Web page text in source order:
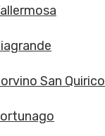
San Quirico